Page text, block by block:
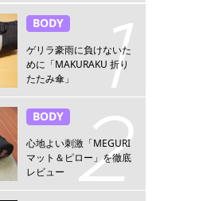
BODY
ゲリラ豪雨に負けないた
めに「MAKURAKU 折り
たたみ傘」
BODY
心地よい刺激「MEGURI
マット＆ピロー」を徹底
レビュー